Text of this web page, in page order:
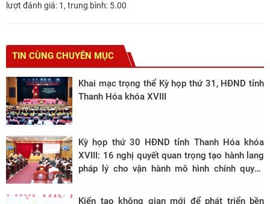
lượt đánh giá: 1, trung bình: 5.00
TIN CÙNG CHUYÊN MỤC
Khai mạc trọng thể Kỳ họp thứ 31, HĐND tỉnh
Thanh Hóa khóa XVIII
Kỳ họp thứ 30 HĐND tỉnh Thanh Hóa khóa
XVIII: 16 nghị quyết quan trọng tạo hành lang
pháp lý cho vận hành mô hình chính quyền
Kiến tạo không gian mới để phát triển bền